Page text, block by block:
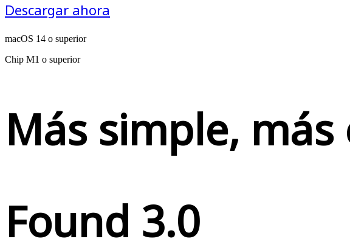
Descargar ahora
macOS 14 o superior
Chip M1 o superior
Más simple,
Found 3.0